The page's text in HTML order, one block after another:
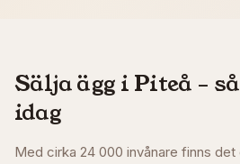
Sälja ägg i Piteå –
idag
Med cirka 24 000 invånare finns